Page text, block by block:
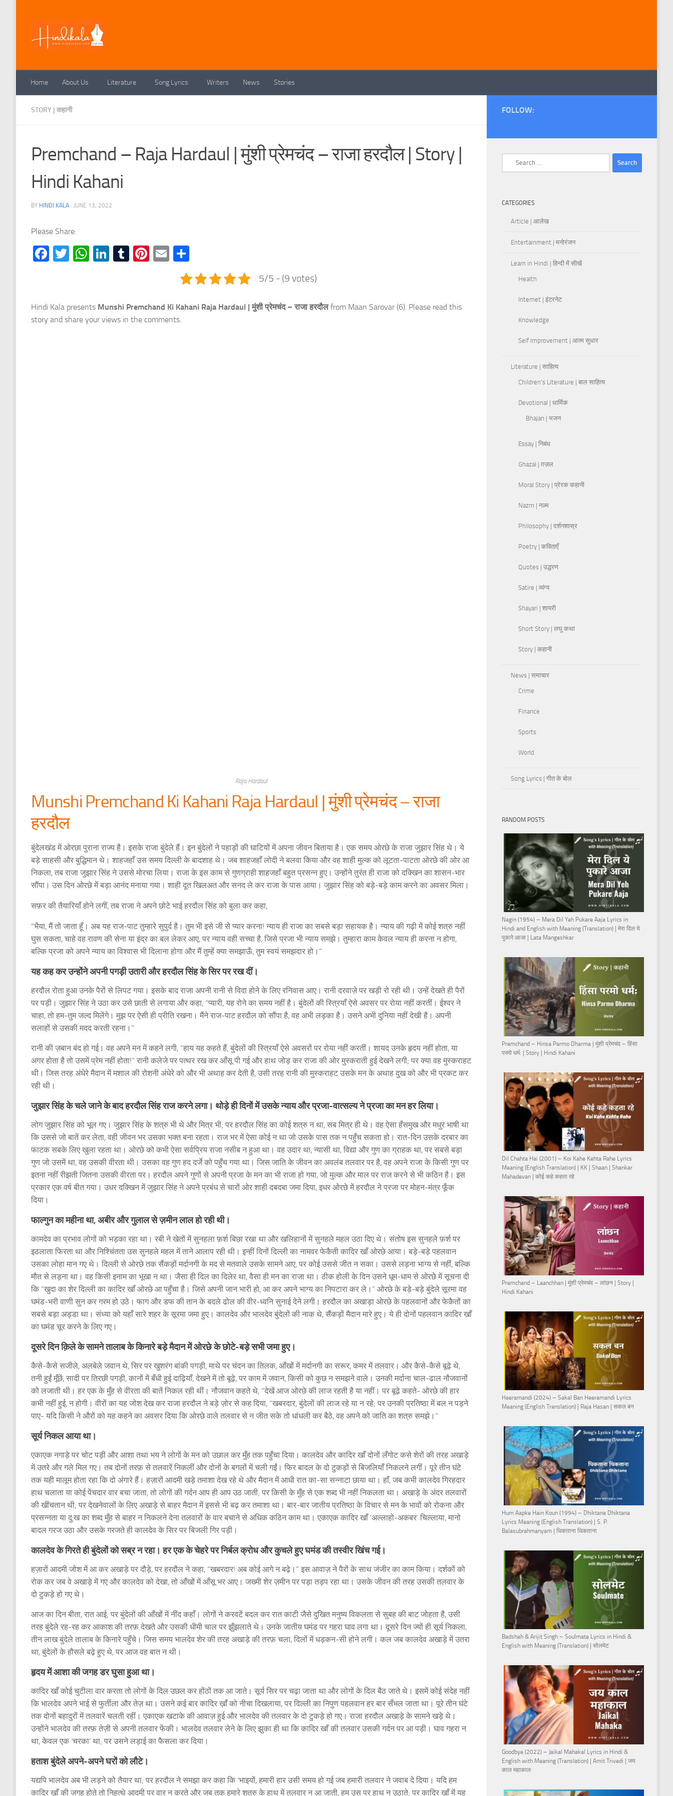
Home About Us Literature Song Lyrics Writers News Stories
STORY | कहानी
Premchand – Raja Hardaul | मुंशी प्रेमचंद – राजा हरदौल | Story |
Hindi Kahani
BY HINDI KALA · JUNE 13, 2022
Please Share:
Facebook
TwitterWhatsApp
LinkedIn
Tumblr
Pinterest
Email
5/5 - (9 votes)
Hindi Kala presents Munshi Premchand Ki Kahani Raja Hardaul | मुंशी प्रेमचंद – राजा हरदौलfrom Maan Sarovar (6). Please read this
story and share your views in the comments.
Raja Hardaul
Munshi Premchand Ki Kahani Raja Hardaul | मुंशी प्रेमचंद – राजा
हरदौल
बुंदेलखंड में ओरछा पुराना राज्य है। इसके राजा बुंदेले हैं। इन बुंदेलों ने पहाड़ों की घाटियों में अपना जीवन बिताया है। एक समय ओरछे के राजा जुझार सिंह थे। ये
बड़े साहसी और बुद्धिमान थे। शाहजहाँ उस समय दिल्ली के बादशाह थे। जब शाहजहाँ लोदी ने बलवा किया और वह शाही मुल्क को लूटता-पाटता ओरछे की ओर आ
निकला, तब राजा जुझार सिंह ने उससे मोरचा लिया। राजा के इस काम से गुणग्राही शाहजहाँ बहुत प्रसन्न हुए। उन्होंने तुरंत ही राजा को दक्खिन का शासन-भार
सौंपा। उस दिन ओरछे में बड़ा आनंद मनाया गया। शाही दूत खिलअत और सनद ले कर राजा के पास आया। जुझार सिंह को बड़े-बड़े काम करने का अवसर मिला।
सफ़र की तैयारियाँ होने लगीं, तब राजा ने अपने छोटे भाई हरदौल सिंह को बुला कर कहा,
“भैया, मैं तो जाता हूँ। अब यह राज-पाट तुम्हारे सुपुर्द है। तुम भी इसे जी से प्यार करना! न्याय ही राजा का सबसे बड़ा सहायक है। न्याय की गढ़ी में कोई शत्रु नहीं
घुस सकता, चाहे वह रावण की सेना या इंद्र का बल लेकर आए, पर न्याय वही सच्चा है, जिसे प्रजा भी न्याय समझे। तुम्हारा काम केवल न्याय ही करना न होगा,
बल्कि प्रजा को अपने न्याय का विश्वास भी दिलाना होगा और मैं तुम्हें क्या समझाऊँ, तुम स्वयं समझदार हो।”
यह कह कर उन्होंने अपनी पगड़ी उतारी और हरदौल सिंह के सिर पर रख दीं।
हरदौल रोता हुआ उनके पैरों से लिपट गया। इसके बाद राजा अपनी रानी से विदा होने के लिए रनिवास आए। रानी दरवाज़े पर खड़ी रो रही थी। उन्हें देखते ही पैरों
पर पड़ी। जुझार सिंह ने उठा कर उसे छाती से लगाया और कहा, “प्यारी, यह रोने का समय नहीं है। बुंदेलों की स्त्रियाँ ऐसे अवसर पर रोया नहीं करतीं। ईश्वर ने
चाहा, तो हम-तुम जल्द मिलेंगे। मुझ पर ऐसी ही प्रीति रखना। मैंने राज-पाट हरदौल को सौंपा है, वह अभी लड़का है। उसने अभी दुनिया नहीं देखी है। अपनी
सलाहों से उसकी मदद करती रहना।”
रानी की ज़बान बंद हो गई। वह अपने मन में कहने लगी, “हाय यह कहते हैं, बुंदेलों की स्त्रियाँ ऐसे अवसरों पर रोया नहीं करतीं। शायद उनके हृदय नहीं होता, या
अगर होता है तो उसमें प्रेम नहीं होता!” रानी कलेजे पर पत्थर रख कर आँसू पी गई और हाथ जोड़ कर राजा की ओर मुस्कराती हुई देखने लगी; पर क्या वह मुस्कराहट
थी। जिस तरह अंधेरे मैदान में मशाल की रोशनी अंधेरे को और भी अथाह कर देती है, उसी तरह रानी की मुस्कराहट उसके मन के अथाह दुख को और भी प्रकट कर
रही थी।
जुझार सिंह के चले जाने के बाद हरदौल सिंह राज करने लगा। थोड़े ही दिनों में उसके न्याय और प्रजा-वात्सल्य ने प्रजा का मन हर लिया।
लोग जुझार सिंह को भूल गए। जुझार सिंह के शत्रु भी थे और मित्र भी; पर हरदौल सिंह का कोई शत्रु न था, सब मित्र ही थे। वह ऐसा हँसमुख और मधुर भाषी था
कि उससे जो बातें कर लेता, वही जीवन भर उसका भक्त बना रहता। राज भर में ऐसा कोई न था जो उसके पास तक न पहुँच सकता हो। रात-दिन उसके दरबार का
फाटक सबके लिए खुला रहता था। ओरछे को कभी ऐसा सर्वप्रिय राजा नसीब न हुआ था। वह उदार था, न्यासी था, विद्या और गुण का ग्राहक था, पर सबसे बड़ा
गुण जो उसमें था, वह उसकी वीरता थी। उसका वह गुण हद दर्जे को पहुँच गया था। जिस जाति के जीवन का अवलंब तलवार पर है, वह अपने राजा के किसी गुण पर
इतना नहीं रीझती जितना उसकी वीरता पर। हरदौल अपने गुणों से अपनी प्रजा के मन का भी राजा हो गया, जो मुल्क और माल पर राज करने से भी कठिन है। इस
प्रकार एक वर्ष बीत गया। उधर दक्खिन में जुझार सिंह ने अपने प्रबंध से चारों ओर शाही दबदबा जमा दिया, इधर ओरछे में हरदौल ने प्रजा पर मोहन-मंत्र फूँक
दिया।
फाल्गुन का महीना था, अबीर और गुलाल से ज़मीन लाल हो रही थी।
कामदेव का प्रभाव लोगों को भड़का रहा था। रबी ने खेतों में सुनहला फ़र्श बिछा रखा था और खलिहानों में सुनहले महल उठा दिए थे। संतोष इस सुनहले फ़र्श पर
इठलाता फिरता था और निश्चिंतता उस सुनहले महल में ताने आलाप रही थी। इन्हीं दिनों दिल्ली का नामवर फेकैती कादिर खाँ ओरछे आया। बड़े-बड़े पहलवान
उसका लोहा मान गए थे। दिल्ली से ओरछे तक सैंकड़ों मर्दानगी के मद से मतवाले उसके सामने आए, पर कोई उससे जीत न सका। उससे लड़ना भाग्य से नहीं, बल्कि
मौत से लड़ना था। वह किसी इनाम का भूखा न था। जैसा ही दिल का दिलेर था, वैसा ही मन का राजा था। ठीक होली के दिन उसने धूम-धाम से ओरछे में सूचना दी
कि “खुदा का शेर दिल्ली का कादिर खाँ ओरछे आ पहुँचा है। जिसे अपनी जान भारी हो, आ कर अपने भाग्य का निपटारा कर ले।” ओरछे के बड़े-बड़े बुंदेले सूरमा वह
घमंड-भरी वाणी सुन कर गरम हो उठे। फाग और डफ की तान के बदले ढोल की वीर-ध्वनि सुनाई देने लगी। हरदौल का अखाड़ा ओरछे के पहलवानों और फेकैतों का
सबसे बड़ा अड्डा था। संध्या को यहाँ सारे शहर के सूरमा जमा हुए। कालदेव और भालदेव बुंदेलों की नाक थे, सैंकड़ों मैदान मारे हुए। ये ही दोनों पहलवान कादिर खाँ
का घमंड चूर करने के लिए गए।
दूसरे दिन क़िले के सामने तालाब के किनारे बड़े मैदान में ओरछे के छोटे-बड़े सभी जमा हुए।
कैसे-कैसे सजीले, अलबेले जवान थे, सिर पर खुशरंग बांकी पगड़ी, माथे पर चंदन का तिलक, आँखों में मर्दानगी का सरूर, कमर में तलवार। और कैसे-कैसे बूढ़े थे,
तनी हुईं मूँछें, सादी पर तिरछी पगड़ी, कानों में बँधी हुई दाढ़ियाँ, देखने में तो बूढ़े, पर काम में जवान, किसी को कुछ न समझने वाले। उनकी मर्दाना चाल-ढाल नौजवानों
को लजाती थी। हर एक के मुँह से वीरता की बातें निकल रही थीं। नौजवान कहते थे, “देखें आज ओरछे की लाज रहती है या नहीं। पर बूढ़े कहते- ओरछे की हार
कभी नहीं हुई, न होगी। वीरों का यह जोश देख कर राजा हरदौल ने बड़े ज़ोर से कह दिया, “खबरदार, बुंदेलों की लाज रहे या न रहे; पर उनकी प्रतिष्ठा में बल न पड़ने
पाए- यदि किसी ने औरों को यह कहने का अवसर दिया कि ओरछे वाले तलवार से न जीत सके तो धांधली कर बैठे, वह अपने को जाति का शत्रु समझे।”
सूर्य निकल आया था।
एकाएक नगाड़े पर चोट पड़ी और आशा तथा भय ने लोगों के मन को उछाल कर मुँह तक पहुँचा दिया। कालदेव और कादिर खाँ दोनों लँगोट कसे शेरों की तरह अखाड़े
में उतरे और गले मिल गए। तब दोनों तरफ़ से तलवारें निकलीं और दोनों के बगलों में चली गईं। फिर बादल के दो टुकड़ों से बिजलियाँ निकलने लगीं। पूरे तीन घंटे
तक यही मालूम होता रहा कि दो अंगारे हैं। हज़ारों आदमी खड़े तमाशा देख रहे थे और मैदान में आधी रात का-सा सन्नाटा छाया था। हाँ, जब कभी कालदेव गिरहदार
हाथ चलाता या कोई पेंचदार वार बचा जाता, तो लोगों की गर्दन आप ही आप उठ जाती; पर किसी के मुँह से एक शब्द भी नहीं निकलता था। अखाड़े के अंदर तलवारों
की खींचतान थी; पर देखनेवालों के लिए अखाड़े से बाहर मैदान में इससे भी बढ़ कर तमाशा था। बार-बार जातीय प्रतिष्ठा के विचार से मन के भावों को रोकना और
प्रसन्नता या दु:ख का शब्द मुँह से बाहर न निकलने देना तलवारों के वार बचाने से अधिक कठिन काम था। एकाएक कादिर खाँ ‘अल्लाहो-अकबर’ चिल्लाया, मानो
बादल गरज उठा और उसके गरजते ही कालदेव के सिर पर बिजली गिर पड़ी।
कालदेव के गिरते ही बुंदेलों को सब्र न रहा। हर एक के चेहरे पर निर्बल क्रोध और कुचले हुए घमंड की तस्वीर खिंच गई।
हज़ारों आदमी जोश में आ कर अखाड़े पर दौड़े, पर हरदौल ने कहा, “खबरदार! अब कोई आगे न बढ़े।” इस आवाज़ ने पैरों के साथ जंजीर का काम किया। दर्शकों को
रोक कर जब वे अखाड़े में गए और कालदेव को देखा, तो आँखों में आँसू भर आए। जख्मी शेर ज़मीन पर पड़ा तड़प रहा था। उसके जीवन की तरह उसकी तलवार के
दो टुकड़े हो गए थे।
आज का दिन बीता, रात आई; पर बुंदेलों की आँखों में नींद कहाँ। लोगों ने करवटें बदल कर रात काटी जैसे दुखित मनुष्य विकलता से सुबह की बाट जोहता है, उसी
तरह बुंदेले रह-रह कर आकाश की तरफ़ देखते और उसकी धीमी चाल पर झुँझलाते थे। उनके जातीय घमंड पर गहरा घाव लगा था। दूसरे दिन ज्यों ही सूर्य निकला,
तीन लाख बुंदेले तालाब के किनारे पहुँचे। जिस समय भालदेव शेर की तरह अखाड़े की तरफ़ चला, दिलों में धड़कन-सी होने लगी। कल जब कालदेव अखाड़े में उतरा
था, बुंदेलों के हौसले बढ़े हुए थे, पर आज वह बात न थी।
हृदय में आशा की जगह डर घुसा हुआ था।
कादिर खाँ कोई चुटीला वार करता तो लोगों के दिल उछल कर होंठों तक आ जाते। सूर्य सिर पर चढ़ा जाता था और लोगों के दिल बैठ जाते थे। इसमें कोई संदेह नहीं
कि भालदेव अपने भाई से फुर्तीला और तेज़ था। उसने कई बार कादिर ख़ाँ को नीचा दिखलाया, पर दिल्ली का निपुण पहलवान हर बार सँभल जाता था। पूरे तीन घंटे
तक दोनों बहादुरों में तलवारें चलती रहीं। एकाएक खटाके की आवाज़ हुई और भालदेव की तलवार के दो टुकड़े हो गए। राजा हरदौल अखाड़े के सामने खड़े थे।
उन्होंने भालदेव की तरफ़ तेज़ी से अपनी तलवार फेंकी। भालदेव तलवार लेने के लिए झुका ही था कि कादिर खाँ की तलवार उसकी गर्दन पर आ पड़ी। घाव गहरा न
था, केवल एक ‘चरका’ था; पर उसने लड़ाई का फैसला कर दिया।
हताश बुंदेले अपने-अपने घरों को लौटे।
यद्यपि भालदेव अब भी लड़ने को तैयार था; पर हरदौल ने समझा कर कहा कि ‘भाइयों, हमारी हार उसी समय हो गई जब हमारी तलवार ने जवाब दे दिया। यदि हम
कादिर ख़ाँ की जगह होते तो निहत्थे आदमी पर वार न करते और जब तक हमारे शत्रु के हाथ में तलवार न आ जाती, हम उस पर हाथ न उठाते; पर कादिर ख़ाँ में यह
FOLLOW:
CATEGORIES
Article | आलेख
Entertainment | मनोरंजन
Learn in Hindi | हिन्दी में सीखें
Health
Internet | इंटरनेट
Knowledge
Self Improvement | आत्म सुधार
Literature | साहित्य
Children's Literature | बाल साहित्य
Devotional | धार्मिक
Bhajan | भजन
Essay | निबंध
Ghazal | ग़ज़ल
Moral Story | प्रेरक कहानी
Nazm | नज़्म
Philosophy | दर्शनशास्र
Poetry | कविताएँ
Quotes | उद्धरण
Satire | व्यंग्य
Shayari | शायरी
Short Story | लघु कथा
Story | कहानी
News | समाचार
Crime
Finance
Sports
World
Song Lyrics | गीत के बोल
RANDOM POSTS
Nagin (1954) – Mera Dil Yeh Pukare Aaja Lyrics in
Hindi and English with Meaning (Translation) | मेरा दिल ये
पुकारे आजा | Lata Mangeshkar
Premchand – Hinsa Parmo Dharma | मुंशी प्रेमचंद – हिंसा
परमो धर्म: | Story | Hindi Kahani
Dil Chahta Hai (2001) – Koi Kahe Kehta Rahe Lyrics
Meaning (English Translation) | KK | Shaan | Shankar
Mahadevan | कोई कहे कहता रहे
Premchand – Laanchhan | मुंशी प्रेमचंद – लांछन | Story |
Hindi Kahani
Heeramandi (2024) – Sakal Ban Heeramandi Lyrics
Meaning (English Translation) | Raja Hasan | सकल बन
Hum Aapke Hain Koun (1994) – Dhiktana Dhiktana
Lyrics Meaning (English Translation) | S. P.
Balasubrahmanyam | धिकताना धिकताना
Badshah & Arijit Singh – Soulmate Lyrics in Hindi &
English with Meaning (Translation) | सोलमेट
Goodbye (2022) – Jaikal Mahakal Lyrics in Hindi &
English with Meaning (Translation) | Amit Trivedi | जय
काल महाकाल